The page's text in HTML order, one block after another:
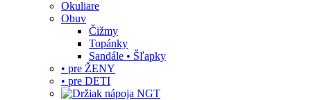
Okuliare
Obuv
Čižmy
Topánky
Sandále • Šľapky
• pre ŽENY
• pre DETI